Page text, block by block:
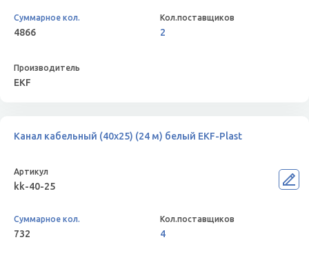
4866 2
EKF
Канал кабельный (40х25) (24 м) белый EKF-Plast
kk-40-25
732 4